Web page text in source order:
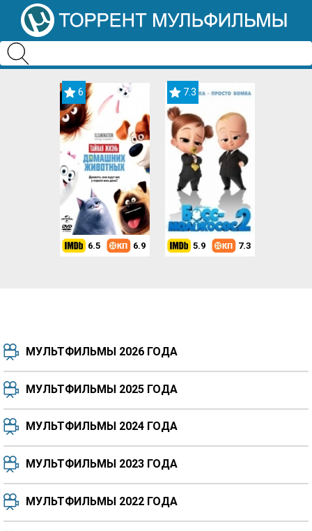
6
6.5 6.9
7.3
5.9 7.3
7.5 8.3
8.3 8.2
МУЛЬТФИЛЬМЫ 2026 ГОДА
МУЛЬТФИЛЬМЫ 2025 ГОДА
МУЛЬТФИЛЬМЫ 2024 ГОДА
МУЛЬТФИЛЬМЫ 2023 ГОДА
МУЛЬТФИЛЬМЫ 2022 ГОДА